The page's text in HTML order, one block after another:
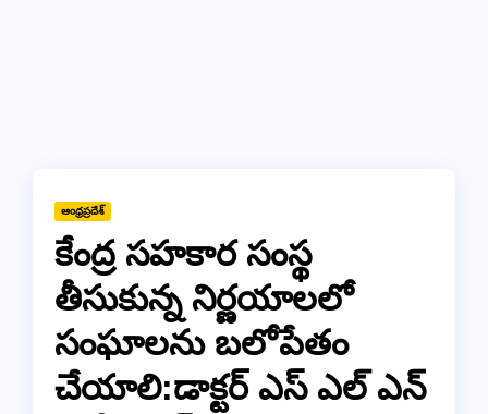
ఆంధ్రప్రదేశ్
కేంద్ర సహకార సంస్థ
తీసుకున్న నిర్ణయాలలో
సంఘాలను బలోపేతం
చేయాలి:డాక్టర్ ఎస్ ఎల్ ఎన్